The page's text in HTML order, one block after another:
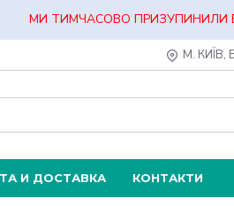
МИ ТИМЧАСОВО ПРИЗУПИНИЛИ
М.
И ДОСТАВКА КОНТАКТИ